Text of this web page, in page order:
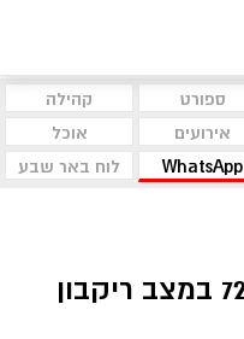
ספורט
קהילה
אירועים
אוכל
WhatsApp לוח באר שבע
נמצאה גופת גבר כבן 72 במצב ריקבון